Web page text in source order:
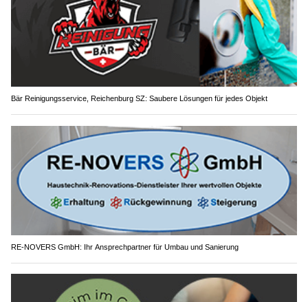
Bär Reinigungsservice, Reichenburg SZ: Saubere Lösungen für jedes Objekt
RE-NOVERS GmbH: Ihr Ansprechpartner für Umbau und Sanierung